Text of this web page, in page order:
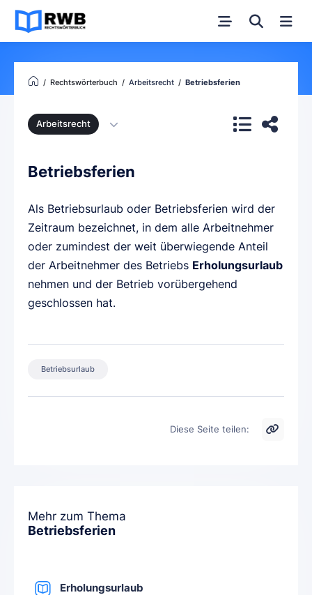
Rechtswörterbuch Arbeitsrecht Betriebsferien
Arbeitsrecht
Betriebsferien
Als Betriebsurlaub oder Betriebsferien wird der
Zeitraum bezeichnet, in dem alle Arbeitnehmer
oder zumindest der weit überwiegende Anteil
der Arbeitnehmer des Betriebs Erholungsurlaub
nehmen und der Betrieb vorübergehend
geschlossen hat.
Betriebsurlaub
Diese Seite teilen:
Mehr zum Thema
Betriebsferien
Erholungsurlaub